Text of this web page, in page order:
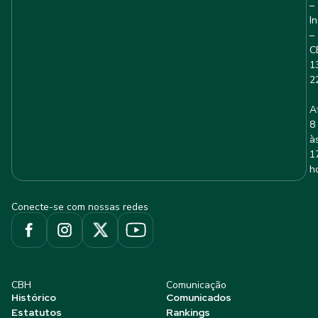
–
–
8
Conecte-se com nossas redes
CBH
Histórico
Estatutos
Comunicação
Comunicados
Rankings